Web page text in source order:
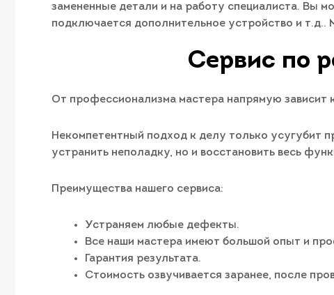
замененные детали и на работу специалиста. Вы
подключается дополнительное устройство и
Сервис по
От профессионализма мастера напрямую зависит
Некомпетентный подход к делу только усугубит
устранить неполадку, но и восстановить весь
Преимущества нашего сервиса:
Устраняем любые дефекты.
Все наши мастера имеют большой опыт и
Гарантия результата.
Стоимость озвучивается заранее, после